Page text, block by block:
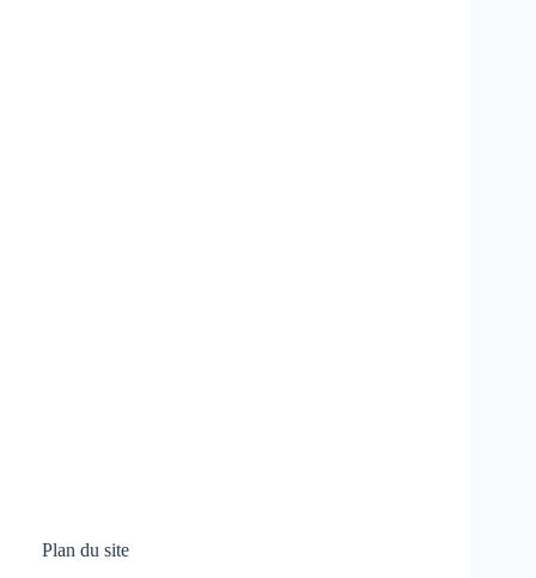
Plan du site